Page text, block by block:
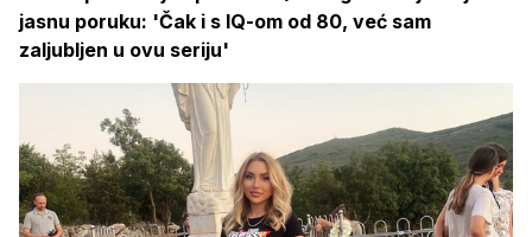
jasnu poruku: 'Čak i s IQ-om od 80, već sam
zaljubljen u ovu seriju'